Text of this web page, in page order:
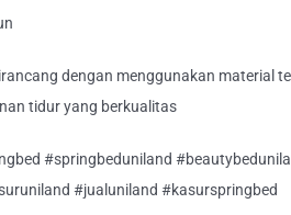
dengan menggunakan material
tidur yang berkualitas
#springbeduniland
#jualuniland #kasurspringbed